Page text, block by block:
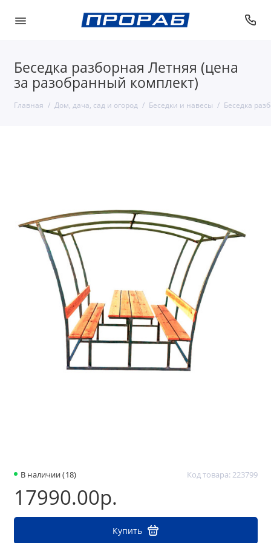
Беседка разборная Летняя (цена
за разобранный комплект)
Главная Дом, дача, сад и огород Беседки и навесы Беседка
В наличии (18) Код товара: 223799
17990.00р.
Купить